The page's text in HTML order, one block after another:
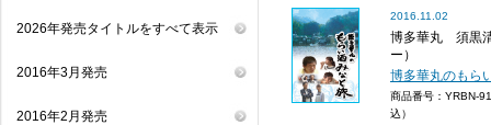
2026年発売タイトルをすべて表示
2016年3月発売
2016年2月発売
2016.11.02
博多華丸 須黒
ー）
博多華丸のもら
商品番号：YRBN-
込）